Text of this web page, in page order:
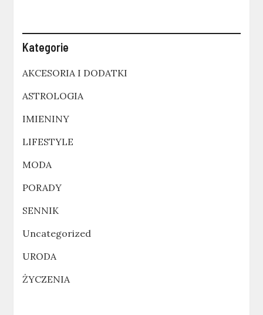
Kategorie
AKCESORIA I DODATKI
ASTROLOGIA
IMIENINY
LIFESTYLE
MODA
PORADY
SENNIK
Uncategorized
URODA
ŻYCZENIA